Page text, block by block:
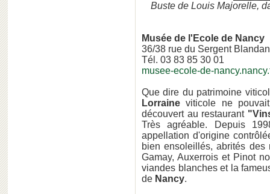
Buste de Louis Majorelle,
Musée de l'Ecole de Nancy
36/38 rue du Sergent Blandan
Tél. 03 83 85 30 01
musee-ecole-de-
Que dire du patrimoine
Lorraine viticole ne
découvert au restaurant
Très agréable. Depuis
appellation d'origine
bien ensoleillés, abrités des
Gamay, Auxerrois et Pinot
viandes blanches et la
de Nancy.